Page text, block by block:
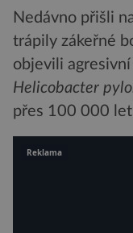
Nedávno přišli
trápily zákeřné
objevili
Helicobacter
přes 100 000
Reklama